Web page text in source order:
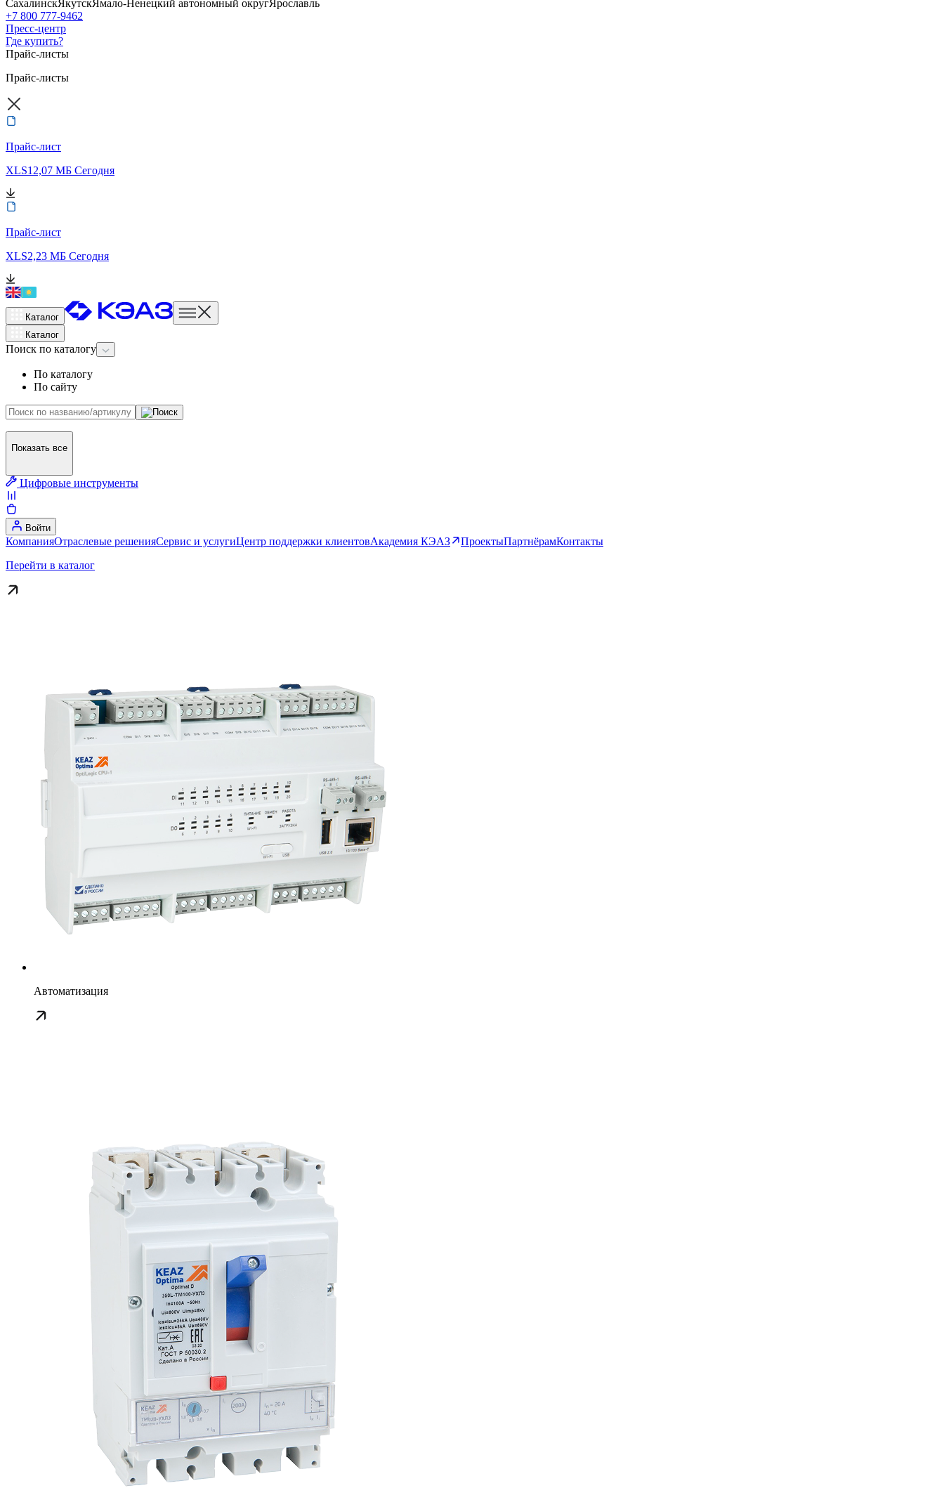
СахалинскЯкутскЯмало-Ненецкий автономный округЯрославль
+7 800 777-9462
Пресс-центр
Где купить?
Прайс-листы
Прайс-листы
Прайс-лист
XLS12,07 МБ Сегодня
Прайс-лист
XLS2,23 МБ Сегодня
Каталог
Каталог
Поиск по каталогу
По каталогу
По сайту
Показать все
Цифровые инструменты
Войти
КомпанияОтраслевые решенияСервис и услугиЦентр поддержки клиентовАкадемия КЭАЗ ПроектыПартнёрамКонтакты
Перейти в каталог
Автоматизация